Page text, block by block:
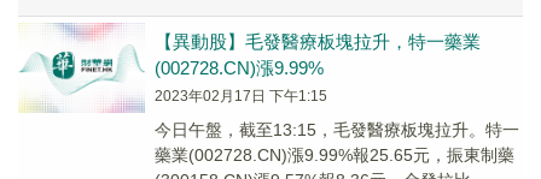
【異動股】毛發醫療板塊拉升，特一藥業
(002728.CN)漲9.99%
2023年02月17日 下午1:15
今日午盤，截至13:15，毛發醫療板塊拉升。特一
藥業(002728.CN)漲9.99%報25.65元，振東制藥